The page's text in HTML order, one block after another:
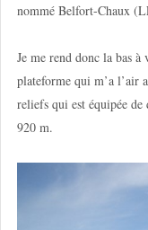
nommé Belfort-Chaux
Je me rend donc la bas
plateforme qui m’a l’air
reliefs qui est équipée
920 m.